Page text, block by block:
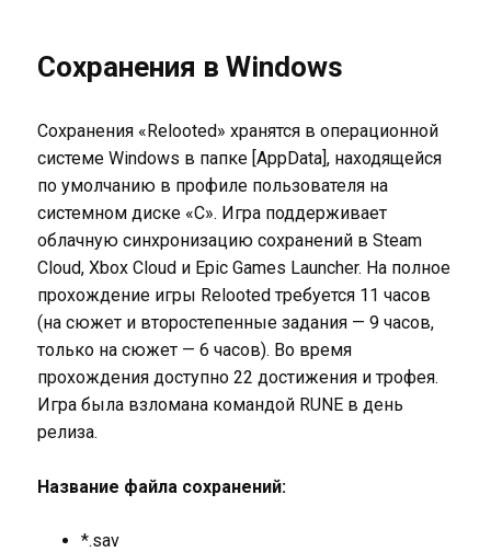
Сохранения в Windows
Сохранения «Relooted» хранятся в операционной
системе Windows в папке [AppData], находящейся
по умолчанию в профиле пользователя на
системном диске «C». Игра поддерживает
облачную синхронизацию сохранений в Steam
Cloud, Xbox Cloud и Epic Games Launcher. На полное
прохождение игры Relooted требуется 11 часов
(на сюжет и второстепенные задания — 9 часов,
только на сюжет — 6 часов). Во время
прохождения доступно 22 достижения и трофея.
Игра была взломана командой RUNE в день
релиза.
Название файла сохранений:
*.sav